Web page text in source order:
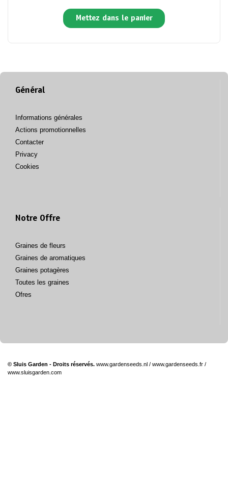
Mettez dans le panier
Général
Informations générales
Actions promotionnelles
Contacter
Privacy
Cookies
Notre Offre
Graines de fleurs
Graines de aromatiques
Graines potagères
Toutes les graines
Ofres
© Sluis Garden - Droits réservés. www.gardenseeds.nl / www.gardenseeds.fr /
www.sluisgarden.com